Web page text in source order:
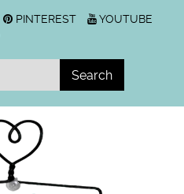
PINTEREST
YOUTUBE